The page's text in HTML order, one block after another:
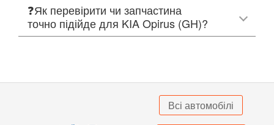
❓Як перевірити чи запчастина
точно підійде для KIA Opirus (GH)?
Всі автомобілі